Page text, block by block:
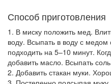
Способ приготовления
1. В миску положить мед.
воду. Всыпать в воду с
подходить на 5–10 минут.
добавить масло. Всыпать
2. Добавить стакан муки.